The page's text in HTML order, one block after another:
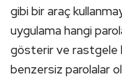
gibi bir araç
uygulama hangi
gösterir ve rastgele
benzersiz parolalar